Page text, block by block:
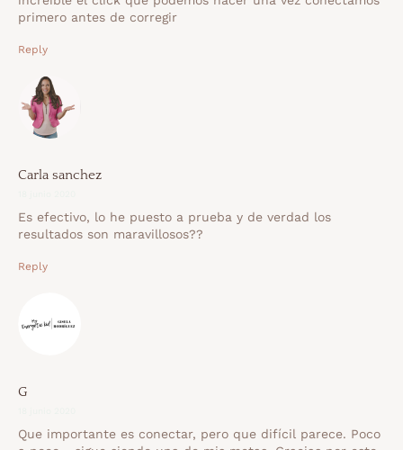
primero antes de corregir
Reply
Carla sanchez
Es efectivo, lo he puesto a prueba y de verdad los
resultados son maravillosos??
Reply
G
Que importante es conectar, pero que difícil parece. Poco